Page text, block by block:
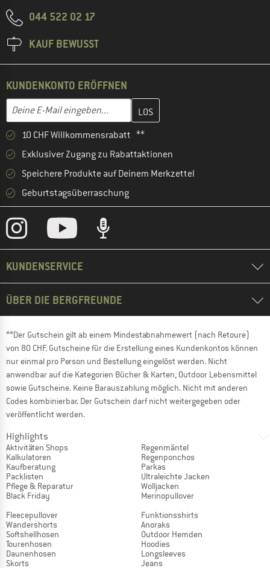
044 522 02 17
KAUF BEWUSST
KUNDENKONTO ERÖFFNEN
E-Mail-Adresse
Gib hier deine E-Mail-Adresse ein und erstelle im nächsten
10 CHF Willkommensrabatt **
Exklusiver Zugang zu Rabattaktionen
Speichere Produkte auf Deinem Merkzettel
Geburtstagsüberraschung
KUNDENSERVICE
ÜBER DIE BERGFREUNDE
**Der Gutschein gilt ab einem Mindestabnahmewert (nach Retoure)
von 80 CHF. Gutscheine für die Erstellung eines Kundenkontos können
nur einmal pro Person und Bestellung eingelöst werden. Nicht
anwendbar auf die Kategorien Bücher & Karten, Outdoor Lebensmittel
sowie Gutscheine. Keine Barauszahlung möglich. Nicht mit anderen
Codes kombinierbar. Der Gutschein darf nicht weitergegeben oder
veröffentlicht werden.
Highlights
Aktivitäten Shops
Kalkulatoren
Kaufberatung
Packlisten
Pflege & Reparatur
Black Friday
Regenmäntel
Regenponchos
Parkas
Ultraleichte Jacken
Wolljacken
Merinopullover
Fleecepullover
Wandershorts
Softshellhosen
Tourenhosen
Daunenhosen
Skorts
Funktionsshirts
Anoraks
Outdoor Hemden
Hoodies
Longsleeves
Jeans